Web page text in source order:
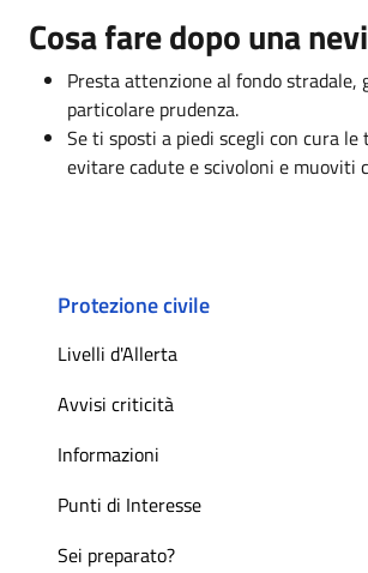
Cosa fare dopo una
Presta attenzione al fondo stradale,
particolare prudenza.
Se ti sposti a piedi scegli con cura le
evitare cadute e scivoloni e muoviti
Protezione civile
Livelli d'Allerta
Avvisi criticità
Informazioni
Punti di Interesse
Sei preparato?